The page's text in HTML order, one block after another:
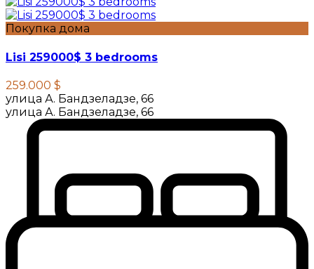
Покупка дома
Lisi 259000$ 3 bedrooms
259.000 $
улица А. Бандзеладзе, 66
улица А. Бандзеладзе, 66